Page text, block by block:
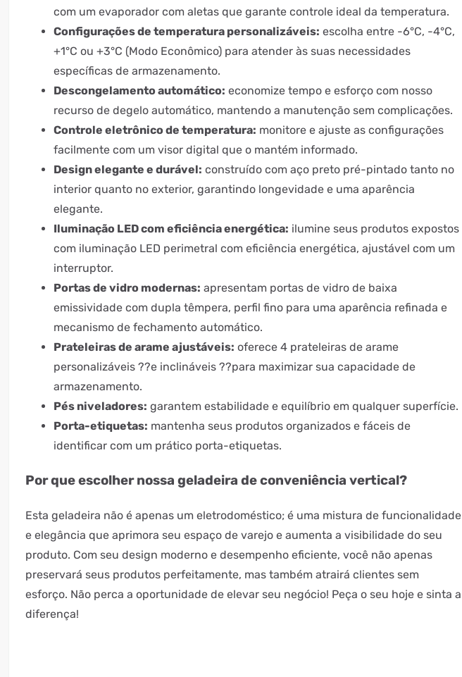
com um evaporador com aletas que garante controle ideal da temperatura.
Configurações de temperatura personalizáveis: escolha entre -6°C, -4°C,
+1°C ou +3°C (Modo Econômico) para atender às suas necessidades
específicas de armazenamento.
Descongelamento automático: economize tempo e esforço com nosso
recurso de degelo automático, mantendo a manutenção sem complicações.
Controle eletrônico de temperatura: monitore e ajuste as configurações
facilmente com um visor digital que o mantém informado.
Design elegante e durável: construído com aço preto pré-pintado tanto no
interior quanto no exterior, garantindo longevidade e uma aparência
elegante.
Iluminação LED com eficiência energética: ilumine seus produtos expostos
com iluminação LED perimetral com eficiência energética, ajustável com um
interruptor.
Portas de vidro modernas: apresentam portas de vidro de baixa
emissividade com dupla têmpera, perfil fino para uma aparência refinada e
mecanismo de fechamento automático.
Prateleiras de arame ajustáveis: oferece 4 prateleiras de arame
personalizáveis ??e inclináveis ??para maximizar sua capacidade de
armazenamento.
Pés niveladores: garantem estabilidade e equilíbrio em qualquer superfície.
Porta-etiquetas: mantenha seus produtos organizados e fáceis de
identificar com um prático porta-etiquetas.
Por que escolher nossa geladeira de conveniência vertical?
Esta geladeira não é apenas um eletrodoméstico; é uma mistura de funcionalidade
e elegância que aprimora seu espaço de varejo e aumenta a visibilidade do seu
produto. Com seu design moderno e desempenho eficiente, você não apenas
preservará seus produtos perfeitamente, mas também atrairá clientes sem
esforço. Não perca a oportunidade de elevar seu negócio! Peça o seu hoje e sinta a
diferença!